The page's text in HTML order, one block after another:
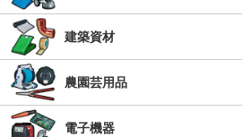
建築資材
農園芸用品
電子機器